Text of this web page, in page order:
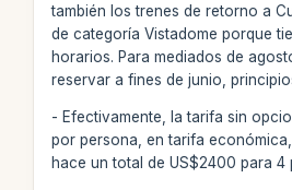
también los trenes de retorno a
de categoría Vistadome porque
horarios. Para mediados de
reservar a fines de junio,
- Efectivamente, la tarifa sin
por persona, en tarifa
hace un total de US$2400 para 4